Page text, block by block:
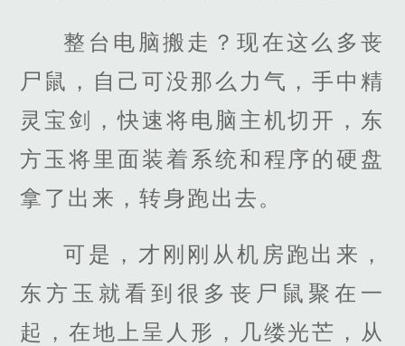
整台电脑搬走？现在这么多丧
尸鼠，自己可没那么力气，手中精
灵宝剑，快速将电脑主机切开，东
方玉将里面装着系统和程序的硬盘
拿了出来，转身跑出去。
可是，才刚刚从机房跑出来，
东方玉就看到很多丧尸鼠聚在一
起，在地上呈人形，几缕光芒，从